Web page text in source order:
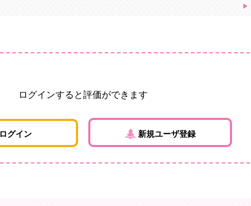
ログインすると評価ができます
ログイン 新規ユーザ登録